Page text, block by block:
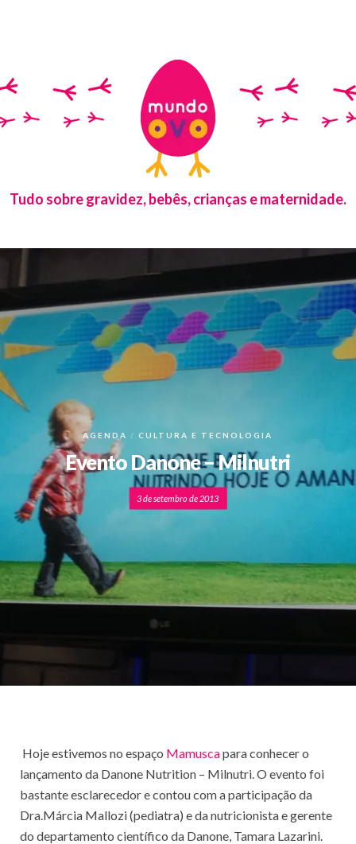
Tudo sobre gravidez, bebês, crianças e maternidade.
AGENDA CULTURA E TECNOLOGIA
Evento Danone – Milnutri
3 de setembro de 2013
Hoje estivemos no espaço Mamuscapara conhecer o
lançamento da Danone Nutrition – Milnutri. O evento foi
bastante esclarecedor e contou com a participação da
Dra.Márcia Mallozi (pediatra) e da nutricionista e gerente
do departamento científico da Danone, Tamara Lazarini.